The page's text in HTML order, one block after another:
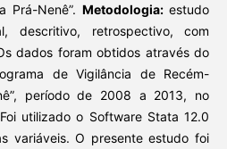
Prá-Nenê”.Metodologia:estudo
descritivo, retrospectivo, com
dados foram obtidos através do
de Vigilância de Recém-
período de 2008 a 2013, no
utilizado o Software Stata 12.0
variáveis. O presente estudo foi